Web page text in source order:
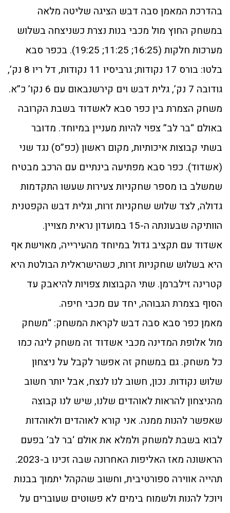
בהדרכת המאמן סבה דבש הציגה שליטה מלאה
במשחק החוץ מול מכבי בנות נצרת כשניצחה בשלוש
מערכות חלקות (16:25; 11:25; 19:25). בכפר סבא
בלטו: בורס 17 נקודות; גרביסיו 11 נקודות, דל ריו 8 נק’,
גודובה 7 נק’, גלית דבש וים קירשנבאום עם 6 נקו’ כ”א.
משחק הצמרת בין כפר סבא לאשדוד בשבת הקרובה
באולם “בר לב” צפוי להיות מעניין במיוחד. מדובר
בשתי קבוצות איכותיות, מקום ראשון (כפ”ס) נגד שני
(אשדוד). כפר סבא מפתיעה בינתיים עם הרכב מבטיח
שמשלב בו מספר שחקניות צעירות שעשו התקדמות
גדולה, לצד שלוש שחקניות זרות, וגלית דבש הקפטנית
הוותיקה שבעונתה ה-15 במועדון נראית מצויין.
אשדוד עם תקציב גדול במיוחד מהעירייה, מאוישת אף
היא בשלוש שחקניות זרות, כשהישראלית הבולטת היא
קטרינה זילברמן. שתי הקבוצות צפויות להיאבק עד
הסוף בצמרת הגבוהה, יחד עם מכבי חיפה.
מאמן כפר סבא סבה דבש לקראת המשחק: “משחק
מול אלופת המדינה מכבי אשדוד זה משחק ליגה כמו
כל משחק. גם במשחק זה אפשר לקבל על ניצחון
שלוש נקודות. נכון, חשוב לנו לנצח, אבל יותר חשוב
מהניצחון להראות לאוהדים שלנו, שיש לנו קבוצה
שאפשר להנות ממנה. אני קורא לאוהדים ולאוהדות
לבוא בשבת למשחק ולמלא את אולם ‘בר לב’ בפעם
הראשונה מאז האליפות האחרונה שבה זכינו ב-2023.
תהייה אווירה ספורטיבית, וחשוב שהקהל יתמוך בבנות
ויוכל להנות ולשמוח בימים לא פשוטים שעוברים על